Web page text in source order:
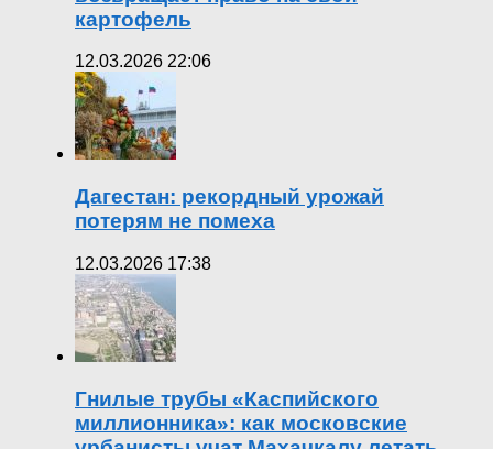
картофель
12.03.2026 22:06
Дагестан: рекордный урожай
потерям не помеха
12.03.2026 17:38
Гнилые трубы «Каспийского
миллионника»: как московские